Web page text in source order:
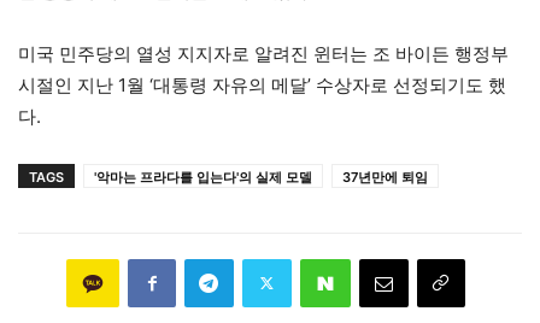
미국 민주당의 열성 지지자로 알려진 윈터는 조 바이든 행정부
시절인 지난 1월 ‘대통령 자유의 메달’ 수상자로 선정되기도 했
다.
TAGS '악마는 프라다를 입는다'의 실제 모델 37년만에 퇴임